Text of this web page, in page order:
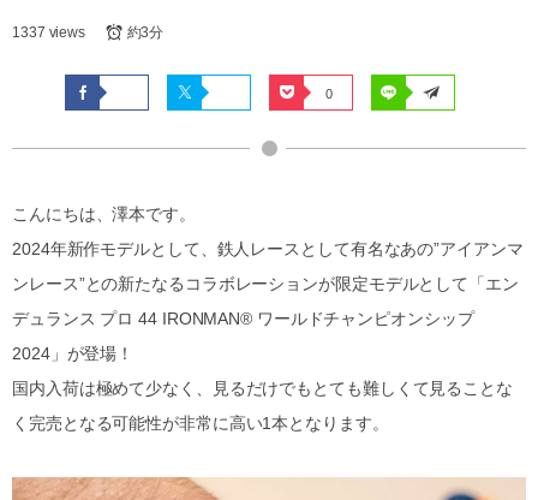
1337 views 約3分
0
こんにちは、澤本です。
2024年新作モデルとして、鉄人レースとして有名なあの”アイアンマ
ンレース”との新たなるコラボレーションが限定モデルとして「エン
デュランス プロ 44 IRONMAN® ワールドチャンピオンシップ
2024」が登場！
国内入荷は極めて少なく、見るだけでもとても難しくて見ることな
く完売となる可能性が非常に高い1本となります。